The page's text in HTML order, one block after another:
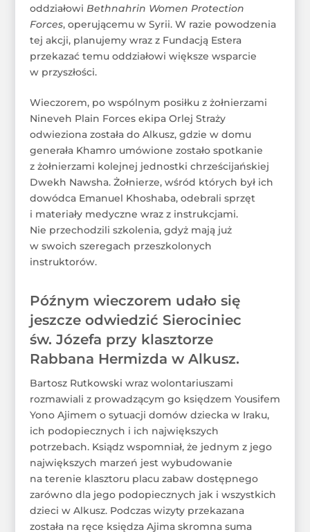
oddziałowi Bethnahrin Women Protection
Forces, operującemu w Syrii. W razie powodzenia
tej akcji, planujemy wraz z Fundacją Estera
przekazać temu oddziałowi większe wsparcie
w przyszłości.
Wieczorem, po wspólnym posiłku z żołnierzami
Nineveh Plain Forces ekipa Orlej Straży
odwieziona została do Alkusz, gdzie w domu
generała Khamro umówione zostało spotkanie
z żołnierzami kolejnej jednostki chrześcijańskiej
Dwekh Nawsha. Żołnierze, wśród których był ich
dowódca Emanuel Khoshaba, odebrali sprzęt
i materiały medyczne wraz z instrukcjami.
Nie przechodzili szkolenia, gdyż mają już
w swoich szeregach przeszkolonych
instruktorów.
Późnym wieczorem udało się
jeszcze odwiedzić Sierociniec
św. Józefa przy klasztorze
Rabbana Hermizda w Alkusz.
Bartosz Rutkowski wraz wolontariuszami
rozmawiali z prowadzącym go księdzem Yousifem
Yono Ajimem o sytuacji domów dziecka w Iraku,
ich podopiecznych i ich największych
potrzebach. Ksiądz wspomniał, że jednym z jego
największych marzeń jest wybudowanie
na terenie klasztoru placu zabaw dostępnego
zarówno dla jego podopiecznych jak i wszystkich
dzieci w Alkusz. Podczas wizyty przekazana
została na ręce księdza Ajima skromna suma